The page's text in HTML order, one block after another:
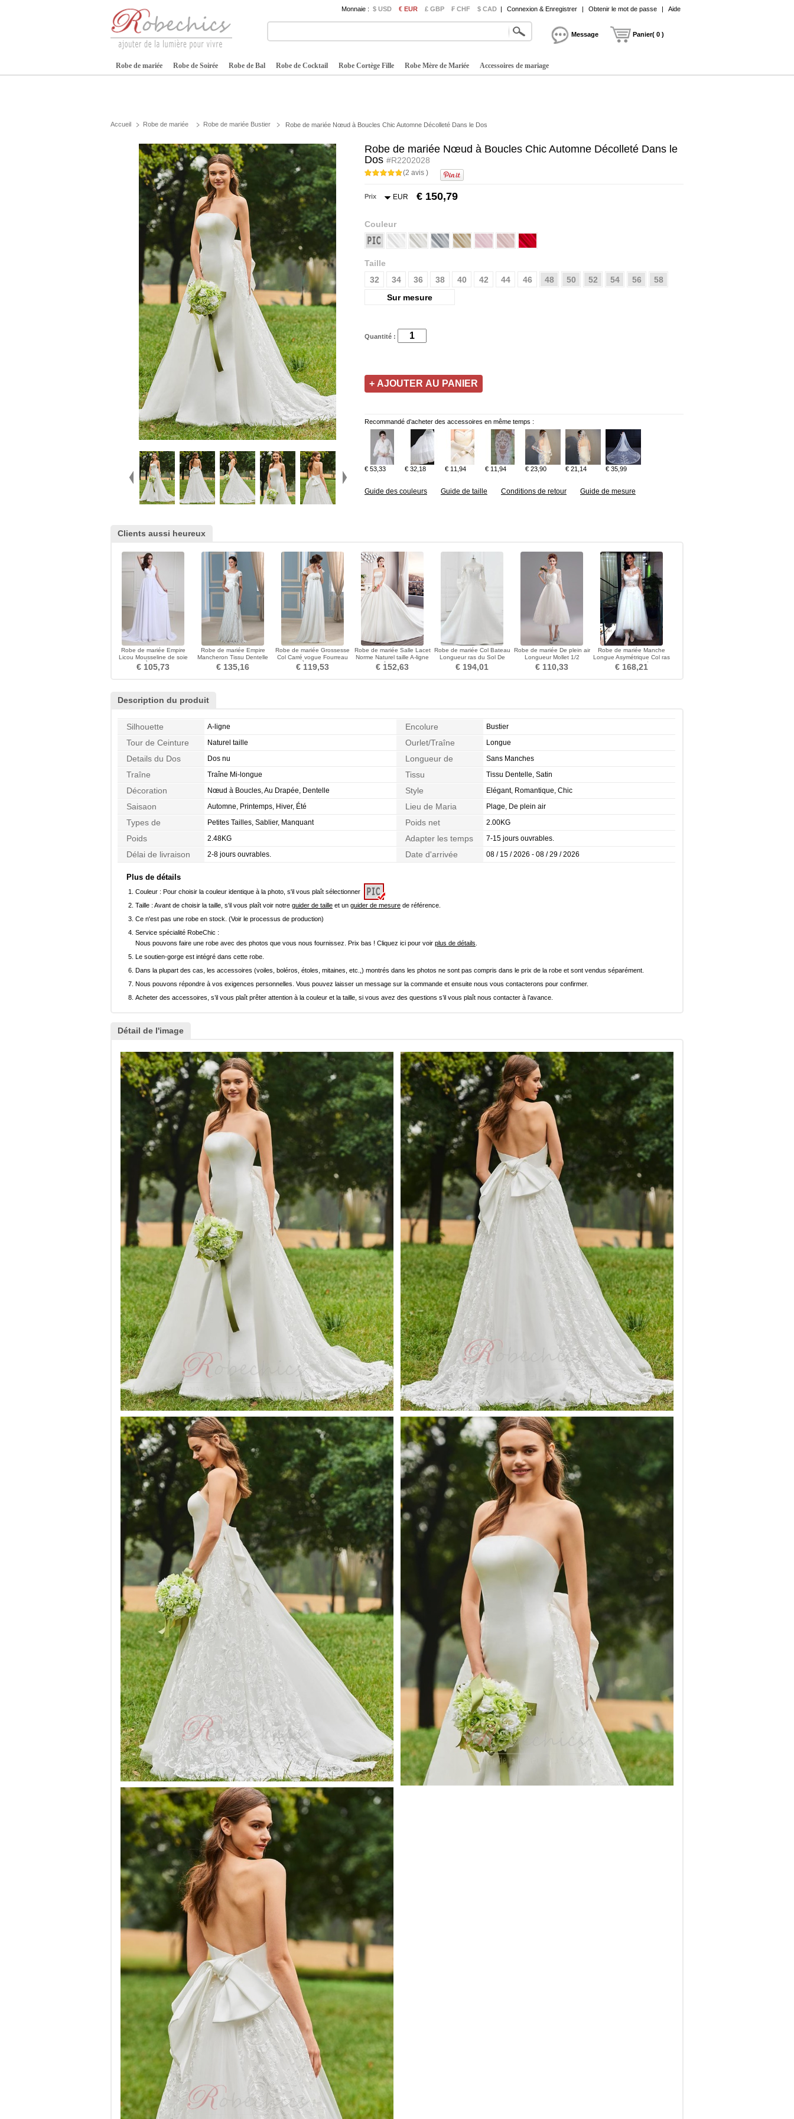
Monnaie : $ USD € EUR £ GBP ₣ CHF $ CAD | Connexion & Enregistrer | Obtenir le mot de passe | Aide
Message Panier( 0 )
Robe de mariée Robe de Soirée Robe de Bal Robe de Cocktail Robe Cortège Fille Robe Mère de Mariée Accessoires de mariage
Accueil Robe de mariée Robe de mariée Bustier Robe de mariée Nœud à Boucles Chic Automne Décolleté Dans le Dos
Robe de mariée Nœud à Boucles Chic Automne Décolleté Dans le
Dos #R2202028
(2 avis )
Prix EUR € 150,79
Couleur
Taille
32
34 36 38 40 42 44 46 48 50 52 54 56
58
Sur mesure
Quantité :
Recommandé d’acheter des accessoires en même temps :
€ 53,33 € 32,18 € 11,94 € 11,94 € 23,90 € 21,14 € 35,99
Guide des couleurs Guide de taille Conditions de retour Guide de mesure
Clients aussi heureux
Robe de mariée Empire
Licou Mousseline de soie
Chic À la masse
€ 105,73
Robe de mariée Empire
Mancheron Tissu Dentelle
Zip De plein air
€ 135,16
Robe de mariée Grossesse
Col Carré vogue Fourreau
pli À la masse
€ 119,53
Robe de mariée Salle Lacet
Norme Naturel taille A-ligne
Traîne Royal
€ 152,63
Robe de mariée Col Bateau
Longueur ras du Sol De
plein air Appliques
€ 194,01
Robe de mariée De plein air
Longueur Mollet 1/2
Manche A-ligne
€ 110,33
Robe de mariée Manche
Longue Asymétrique Col ras
du Cou Manche Aérienne
€ 168,21
Description du produit
Silhouette A-ligne Encolure Bustier
Tour de Ceinture Naturel taille Ourlet/Traîne Longue
Details du Dos Dos nu
Longueur de
Manches
Sans Manches
Traîne Traîne Mi-longue Tissu Tissu Dentelle, Satin
Décoration Nœud à Boucles, Au Drapée, Dentelle Style Elégant, Romantique, Chic
Saisaon Automne, Printemps, Hiver, Été Lieu de Maria Plage, De plein air
Types de
Morphologie
Petites Tailles, Sablier, Manquant Poids net 2.00KG
Poids 2.48KG Adapter les temps 7-15 jours ouvrables.
Délai de livraison 2-8 jours ouvrables. Date d'arrivée 08 / 15 / 2026 - 08 / 29 / 2026
Plus de détails
Couleur : Pour choisir la couleur identique à la photo, s'il vous plaît sélectionner
Taille : Avant de choisir la taille, s'il vous plaît voir notre guider de taille et un guider de mesure de référence.
Ce n'est pas une robe en stock. (Voir le processus de production)
Service spécialité RobeChic :
Nous pouvons faire une robe avec des photos que vous nous fournissez. Prix bas ! Cliquez ici pour voir plus de détails
Le soutien-gorge est intégré dans cette robe.
Dans la plupart des cas, les accessoires (voiles, boléros, étoles, mitaines, etc.,) montrés dans les photos ne sont pas compris dans le prix de la robe et sont vendus séparément.
Nous pouvons répondre à vos exigences personnelles. Vous pouvez laisser un message sur la commande et ensuite nous vous contacterons pour confirmer.
Acheter des accessoires, s’il vous plaît prêter attention à la couleur et la taille, si vous avez des questions s’il vous plaît nous contacter à l’avance.
Détail de l'image